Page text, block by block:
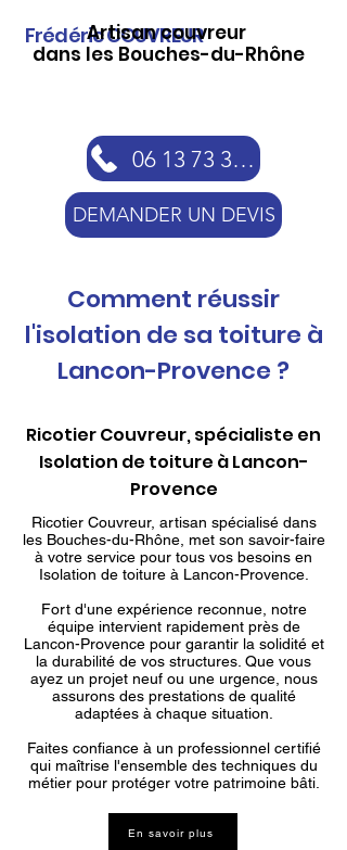
Frédéric COUVREUR
Artisan couvreur
dans les Bouches-du-Rhône
06 13 73 30 46
DEMANDER UN DEVIS
Comment réussir
l'isolation de sa toiture à
Lancon-Provence ?
Ricotier Couvreur, spécialiste en
Isolation de toiture à Lancon-
Provence
Ricotier Couvreur, artisan spécialisé dans
les Bouches-du-Rhône, met son savoir-faire
à votre service pour tous vos besoins en
Isolation de toiture à Lancon-Provence.
Fort d'une expérience reconnue, notre
équipe intervient rapidement près de
Lancon-Provence pour garantir la solidité et
la durabilité de vos structures. Que vous
ayez un projet neuf ou une urgence, nous
assurons des prestations de qualité
adaptées à chaque situation.
Faites confiance à un professionnel certifié
qui maîtrise l'ensemble des techniques du
métier pour protéger votre patrimoine bâti.
En savoir plus